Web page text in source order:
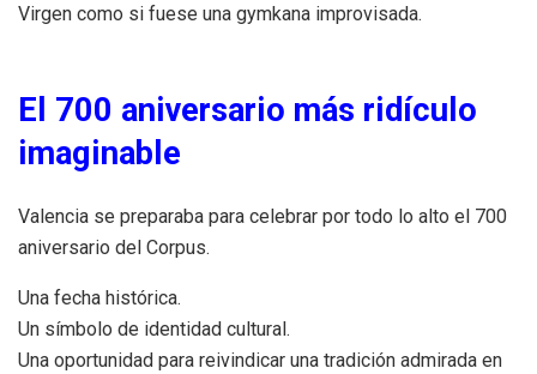
Virgen como si fuese una gymkana improvisada.
El 700 aniversario más ridículo
imaginable
Valencia se preparaba para celebrar por todo lo alto el 700
aniversario del Corpus.
Una fecha histórica.
Un símbolo de identidad cultural.
Una oportunidad para reivindicar una tradición admirada en